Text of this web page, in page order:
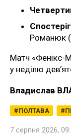
Романюк
Матч «Фенікс-
у неділю
Владислав
ПОЛТАВА
7 серпня 2026,